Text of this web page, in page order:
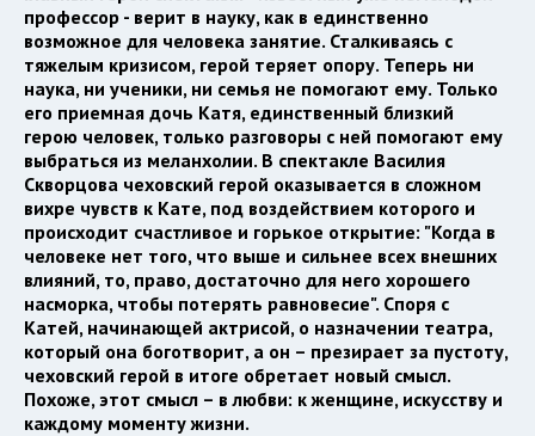
профессор - верит в науку, как в единственно
возможное для человека занятие. Сталкиваясь с
тяжелым кризисом, герой теряет опору. Теперь ни
наука, ни ученики, ни семья не помогают ему. Только
его приемная дочь Катя, единственный близкий
герою человек, только разговоры с ней помогают ему
выбраться из меланхолии. В спектакле Василия
Скворцова чеховский герой оказывается в сложном
вихре чувств к Кате, под воздействием которого и
происходит счастливое и горькое открытие: "Когда в
человеке нет того, что выше и сильнее всех внешних
влияний, то, право, достаточно для него хорошего
насморка, чтобы потерять равновесие". Споря с
Катей, начинающей актрисой, о назначении театра,
который она боготворит, а он – презирает за пустоту,
чеховский герой в итоге обретает новый смысл.
Похоже, этот смысл – в любви: к женщине, искусству и
каждому моменту жизни.